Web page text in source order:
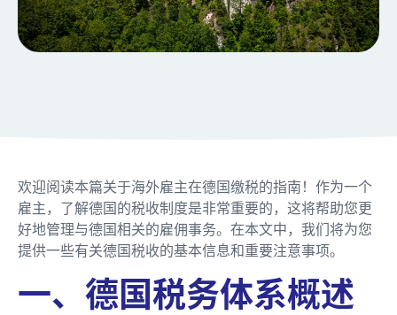
欢迎阅读本篇关于海外雇主在德国缴税的指南！作为一个
雇主，了解德国的税收制度是非常重要的，这将帮助您更
好地管理与德国相关的雇佣事务。在本文中，我们将为您
提供一些有关德国税收的基本信息和重要注意事项。
一、德国税务体系概述